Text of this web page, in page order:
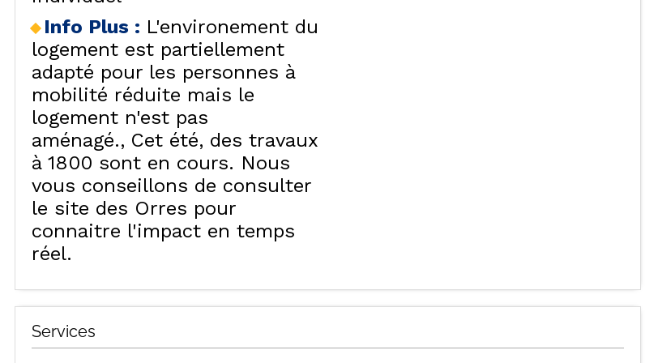
Info Plus : L'environement du
logement est partiellement
adapté pour les personnes à
mobilité réduite mais le
logement n'est pas
aménagé.
Cet été, des travaux
à 1800 sont en cours. Nous
vous conseillons de consulter
le site des Orres pour
connaitre l'impact en temps
réel.
Services